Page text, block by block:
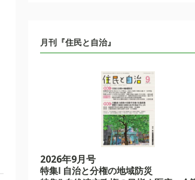
月刊『住民と自治』
2026年9月号
特集Ⅰ 自治と分権の地域防災